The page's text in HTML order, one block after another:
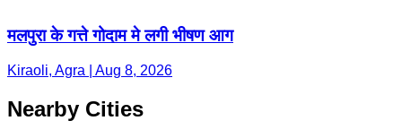
मलपुरा के गत्ते गोदाम मे लगी भीषण आग
Kiraoli, Agra | Aug 8, 2026
Nearby Cities